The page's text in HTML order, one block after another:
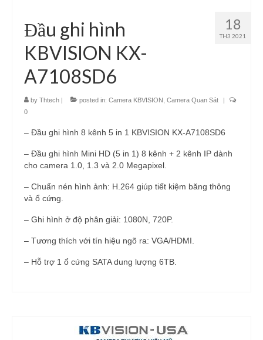
18
TH3 2021
Đầu ghi hình
KBVISION KX-
A7108SD6
by Thtech | posted in: Camera KBVISION Camera Quan Sát
|
0
– Đầu ghi hình 8 kênh 5 in 1 KBVISION KX-A7108SD6
– Đầu ghi hình Mini HD (5 in 1) 8 kênh + 2 kênh IP dành
cho camera 1.0, 1.3 và 2.0 Megapixel.
– Chuẩn nén hình ảnh: H.264 giúp tiết kiệm băng thông
và ổ cứng.
– Ghi hình ở độ phân giải: 1080N, 720P.
– Tương thích với tín hiệu ngõ ra: VGA/HDMI.
– Hỗ trợ 1 ổ cứng SATA dung lượng 6TB.